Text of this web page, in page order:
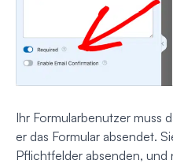
Ihr Formularbenutzer muss
er das Formular absendet.
Pflichtfelder absenden,